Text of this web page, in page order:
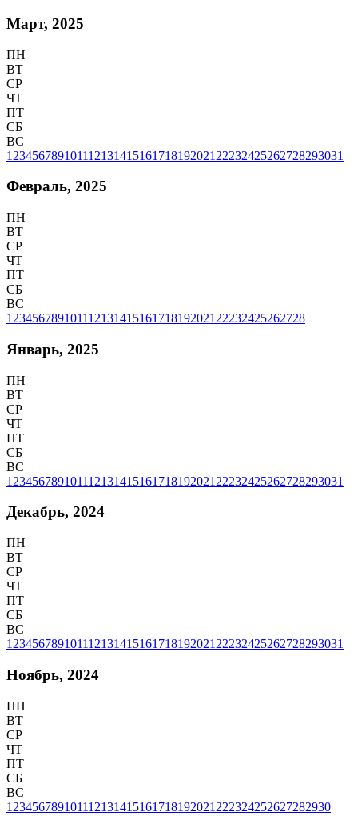
Март, 2025
ПН
ВТ
СР
ЧТ
ПТ
СБ
ВС
1 23456789101112131415161718192021 22232425262728293031
Февраль, 2025
ПН
ВТ
СР
ЧТ
ПТ
СБ
ВС
1 23456789101112131415161718192021 22232425262728
Январь, 2025
ПН
ВТ
СР
ЧТ
ПТ
СБ
ВС
1 23456789101112131415161718192021 22232425262728293031
Декабрь, 2024
ПН
ВТ
СР
ЧТ
ПТ
СБ
ВС
1 23456789101112131415161718192021 22232425262728293031
Ноябрь, 2024
ПН
ВТ
СР
ЧТ
ПТ
СБ
ВС
1 23456789101112131415161718192021 222324252627282930